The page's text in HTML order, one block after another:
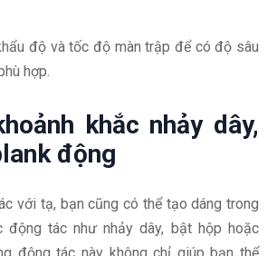
độ và tốc độ màn trập để có độ sâu
hợp.
khắc nhảy dây,
động
với tạ, bạn cũng có thể tạo dáng trong
động tác như nhảy dây, bật hộp hoặc